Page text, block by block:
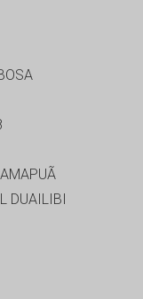
DUAILIBI